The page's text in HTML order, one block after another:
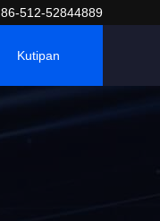
86-512-52844889
Kutipan